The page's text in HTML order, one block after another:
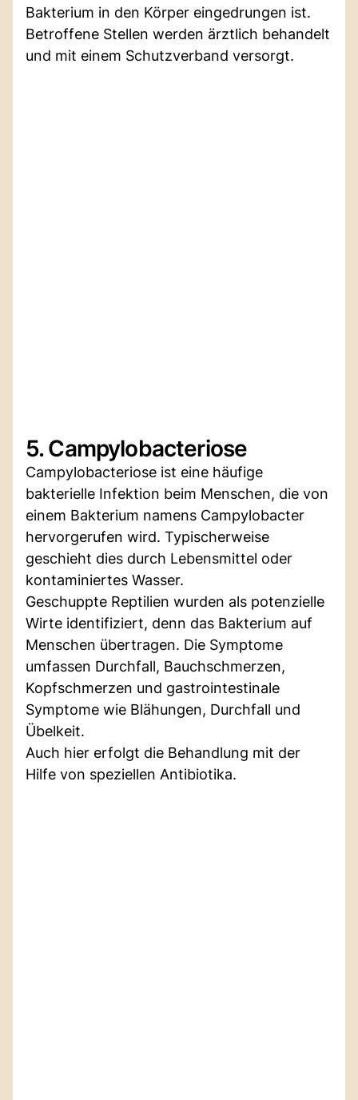
Bakterium in den Körper eingedrungen ist.
Betroffene Stellen werden ärztlich behandelt
und mit einem Schutzverband versorgt.
5. Campylobacteriose
Campylobacteriose ist eine häufige
bakterielle Infektion beim Menschen, die von
einem Bakterium namens Campylobacter
hervorgerufen wird. Typischerweise
geschieht dies durch Lebensmittel oder
kontaminiertes Wasser.
Geschuppte Reptilien wurden als potenzielle
Wirte identifiziert, denn das Bakterium auf
Menschen übertragen. Die Symptome
umfassen Durchfall, Bauchschmerzen,
Kopfschmerzen und gastrointestinale
Symptome wie Blähungen, Durchfall und
Übelkeit.
Auch hier erfolgt die Behandlung mit der
Hilfe von speziellen Antibiotika.